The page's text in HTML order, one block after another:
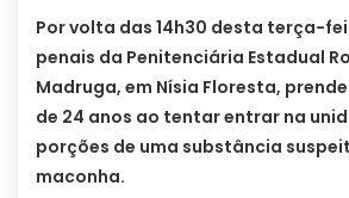
Por volta das 14h30 desta terça-
penais da Penitenciária Estadual
Madruga, em Nísia Floresta,
de 24 anos ao tentar entrar na
porções de uma substância
maconha.